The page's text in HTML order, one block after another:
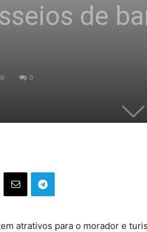
de
0
atrativos para o morador e